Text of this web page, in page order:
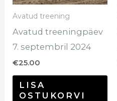
Avatud treening
Avatud treeningpäev
7. septembril 2024
€25.00
LISA
OSTUKORVI